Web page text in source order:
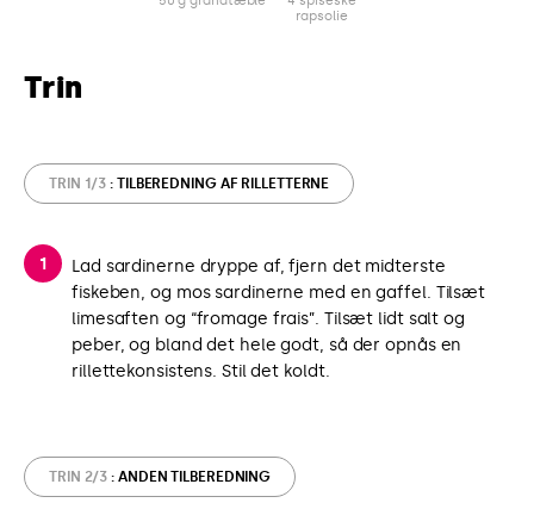
rapsolie
Trin
TRIN 1/3 : TILBEREDNING AF RILLETTERNE
Lad sardinerne dryppe af, fjern det midterste
fiskeben, og mos sardinerne med en gaffel. Tilsæt
limesaften og “fromage frais”. Tilsæt lidt salt og
peber, og bland det hele godt, så der opnås en
rillettekonsistens. Stil det koldt.
TRIN 2/3 : ANDEN TILBEREDNING